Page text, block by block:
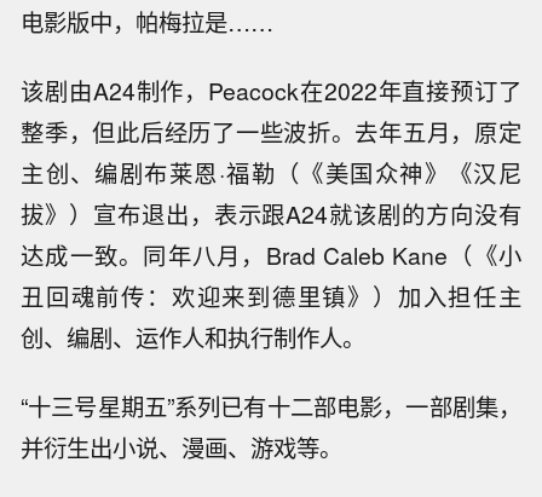
电影版中，帕梅拉是……
该剧由A24制作，Peacock在2022年直接预订了
整季，但此后经历了一些波折。去年五月，原定
主创、编剧布莱恩·福勒（《美国众神》《汉尼
拔》）宣布退出，表示跟A24就该剧的方向没有
达成一致。同年八月，Brad Caleb Kane（《小
丑回魂前传：欢迎来到德里镇》）加入担任主
创、编剧、运作人和执行制作人。
“十三号星期五”系列已有十二部电影，一部剧集，
并衍生出小说、漫画、游戏等。